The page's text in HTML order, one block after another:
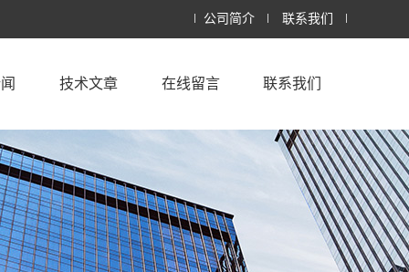
公司简介 联系我们
技术文章 在线留言 联系我们